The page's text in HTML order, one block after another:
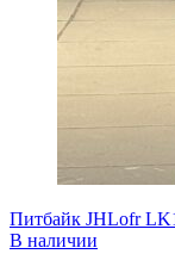
Питбайк JHLofr
В наличии